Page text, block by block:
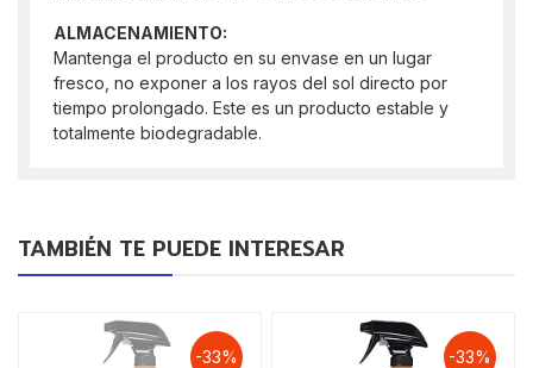
ALMACENAMIENTO:
Mantenga el producto en su envase en un lugar
fresco, no exponer a los rayos del sol directo por
tiempo prolongado. Este es un producto estable y
totalmente biodegradable.
TAMBIÉN TE PUEDE INTERESAR
-33% -33%